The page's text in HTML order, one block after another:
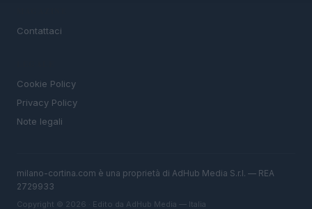
Contattaci
Cookie Policy
Privacy Policy
Note legali
milano-cortina.com è una proprietà di AdHub Media S.r.l. — REA
2729933
Copyright © 2026 · Edito da AdHub Media — Italia